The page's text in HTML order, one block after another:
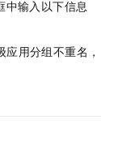
中输入以下信息
应用分组不重名，